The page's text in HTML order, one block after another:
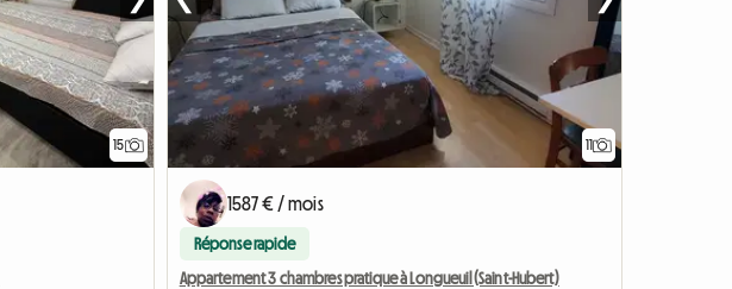
15 11
1587 € / mois
Réponse rapide
Appartement 3 chambres pratique à Longueuil (Saint-Hubert)